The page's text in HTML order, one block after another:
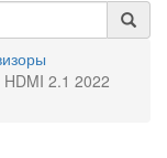
2.1 2022